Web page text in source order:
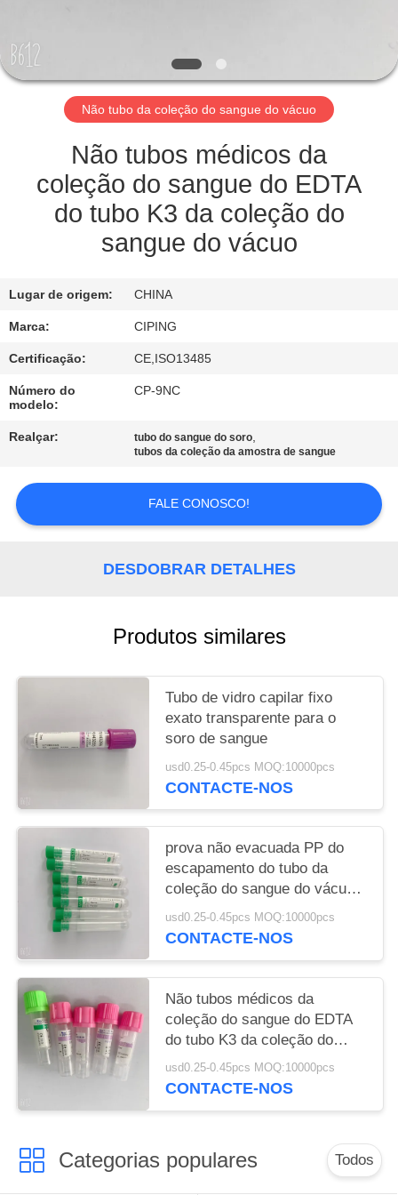
DA
QUALIDADE
CONTACTE-
PEÇA
MAPA
DO
SITE
PRIVACY
Não tubo da coleção do sangue do vácuo
Não tubos médicos da
coleção do sangue do EDTA
do tubo K3 da coleção do
sangue do vácuo
Lugar de origem: CHINA
Marca: CIPING
Certificação: CE,ISO13485
Número do
modelo:
CP-9NC
Realçar: tubo do sangue do soro,
tubos da coleção da amostra de sangue
FALE CONOSCO!
DESDOBRAR DETALHES
Produtos similares
Tubo de vidro capilar fixo
exato transparente para o
soro de sangue
usd0.25-0.45pcs MOQ:10000pcs
CONTACTE-NOS
prova não evacuada PP do
escapamento do tubo da
coleção do sangue do vácuo
5ml
usd0.25-0.45pcs MOQ:10000pcs
CONTACTE-NOS
Não tubos médicos da
coleção do sangue do EDTA
do tubo K3 da coleção do
sangue do vácuo
usd0.25-0.45pcs MOQ:10000pcs
CONTACTE-NOS
Categorias populares Todos